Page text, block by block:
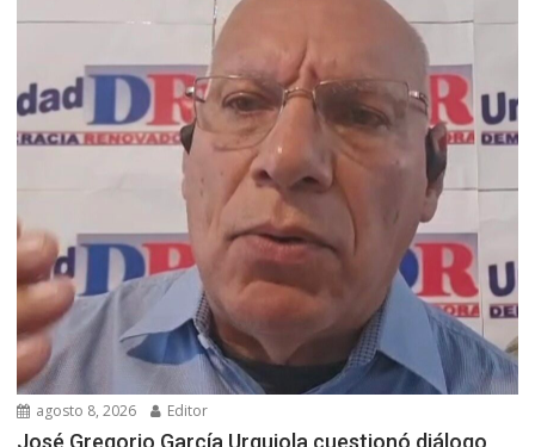
agosto 8, 2026 Editor
José Gregorio García Urquiola cuestionó diálogo